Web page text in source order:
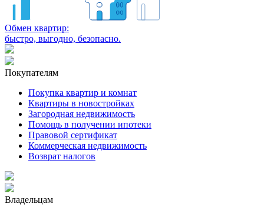
Обмен квартир:
быстро, выгодно, безопасно.
Покупателям
Покупка квартир и комнат
Квартиры в новостройках
Загородная недвижимость
Помощь в получении ипотеки
Правовой сертификат
Коммерческая недвижимость
Возврат налогов
Владельцам